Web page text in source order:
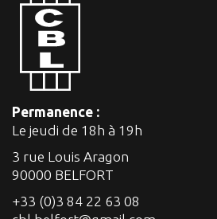
Permanence :
Le jeudi de 18h à 19h
3 rue Louis Aragon
90000 BELFORT
+33 (0)3 84 22 63 08